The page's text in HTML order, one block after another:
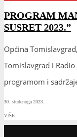
PROGRAM
SUSRET 2023.”
Općina
Tomislavgrad i
programom i
30. studenoga 2023.
VIŠE